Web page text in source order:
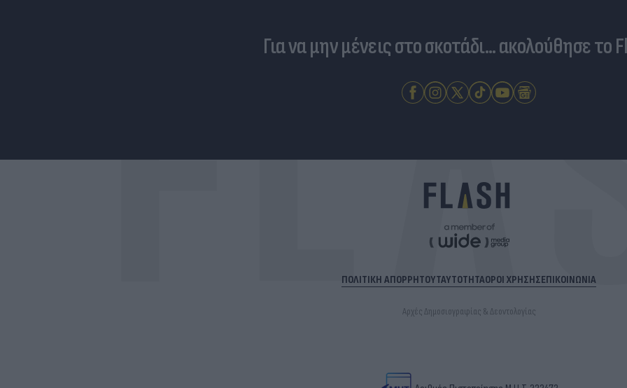
Για να μην μένεις στο σκοτάδι... ακολούθησε το
ΠΟΛΙΤΙΚΗ ΑΠΟΡΡΗΤΟΥΤΑΥΤΟΤΗΤΑΟΡΟΙ ΧΡΗΣΗΣΕΠΙΚΟΙΝΩΝΙΑ
Αρχές Δημοσιογραφίας & Δεοντολογίας